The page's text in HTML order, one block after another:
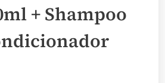
+ Shampoo